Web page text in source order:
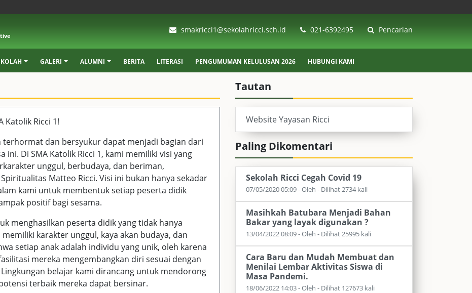
smakricci1@sekolahricci.sch.id 021-6392495 Pencarian
GALERI ALUMNI BERITA LITERASI PENGUMUMAN KELULUSAN 2026 HUBUNGI KAMI
Katolik Ricci 1!
terhormat dan bersyukur dapat menjadi bagian dari
Di SMA Katolik Ricci 1, kami memiliki visi yang
unggul, berbudaya, dan beriman,
Matteo Ricci. Visi ini bukan hanya sekadar
kami untuk membentuk setiap peserta didik
positif bagi sesama.
menghasilkan peserta didik yang tidak hanya
karakter unggul, kaya akan budaya, dan
setiap anak adalah individu yang unik, oleh karena
mereka mengembangkan diri sesuai dengan
belajar kami dirancang untuk mendorong
terbaik mereka dapat bersinar.
Tautan
Website Yayasan Ricci
Paling Dikomentari
Sekolah Ricci Cegah Covid 19
07/05/2020 05:09 - Oleh - Dilihat 2734 kali
Masihkah Batubara Menjadi Bahan
Bakar yang layak digunakan ?
13/04/2022 08:09 - Oleh - Dilihat 25995 kali
Cara Baru dan Mudah Membuat dan
Menilai Lembar Aktivitas Siswa di
Masa Pandemi.
18/06/2022 14:03 - Oleh - Dilihat 127673 kali